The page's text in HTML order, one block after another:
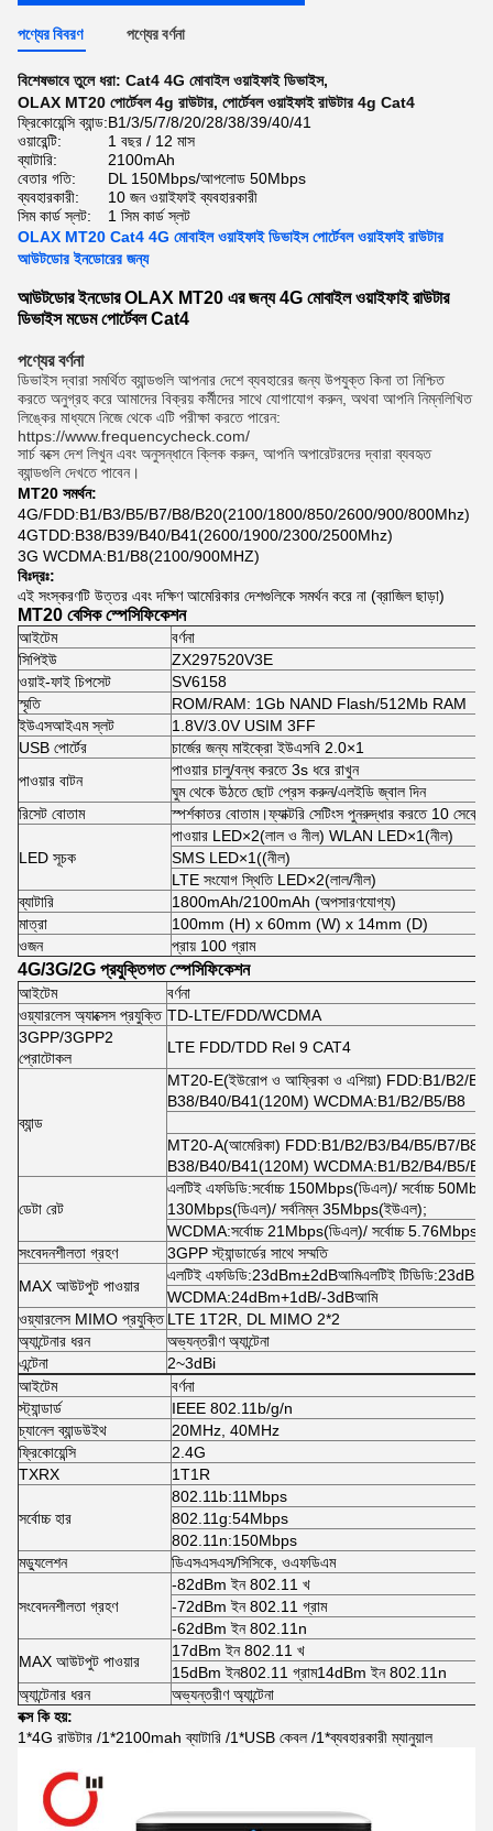
পণ্যের বিবরণ পণ্যের বর্ণনা
বিশেষভাবে তুলে ধরা: Cat4 4G মোবাইল ওয়াইফাই ডিভাইস,
OLAX MT20 পোর্টেবল 4g রাউটার, পোর্টেবল ওয়াইফাই রাউটার 4g Cat4
ফ্রিকোয়েন্সি ব্যান্ড:B1/3/5/7/8/20/28/38/39/40/41
ওয়ারেন্টি:
1 বছর / 12 মাস
ব্যাটারি:
2100mAh
বেতার গতি:
DL 150Mbps/আপলোড 50Mbps
ব্যবহারকারী:
10 জন ওয়াইফাই ব্যবহারকারী
সিম কার্ড স্লট:
1 সিম কার্ড স্লট
OLAX MT20 Cat4 4G মোবাইল ওয়াইফাই ডিভাইস পোর্টেবল ওয়াইফাই রাউটার
আউটডোর ইনডোরের জন্য
আউটডোর ইনডোর OLAX MT20 এর জন্য 4G মোবাইল ওয়াইফাই রাউটার
ডিভাইস মডেম পোর্টেবল Cat4
পণ্যের বর্ণনা
ডিভাইস দ্বারা সমর্থিত ব্যান্ডগুলি আপনার দেশে ব্যবহারের জন্য উপযুক্ত কিনা তা নিশ্চিত
করতে অনুগ্রহ করে আমাদের বিক্রয় কর্মীদের সাথে যোগাযোগ করুন, অথবা আপনি নিম্নলিখিত
লিঙ্কের মাধ্যমে নিজে থেকে এটি পরীক্ষা করতে পারেন:
https://www.frequencycheck.com/
সার্চ বক্সে দেশ লিখুন এবং অনুসন্ধানে ক্লিক করুন, আপনি অপারেটরদের দ্বারা ব্যবহৃত
ব্যান্ডগুলি দেখতে পাবেন।
MT20 সমর্থন:
4G/FDD:B1/B3/B5/B7/B8/B20(2100/1800/850/2600/900/800Mhz)
4GTDD:B38/B39/B40/B41(2600/1900/2300/2500Mhz)
3G WCDMA:B1/B8(2100/900MHZ)
বিঃদ্রঃ:
এই সংস্করণটি উত্তর এবং দক্ষিণ আমেরিকার দেশগুলিকে সমর্থন করে না (ব্রাজিল ছাড়া)
MT20 বেসিক স্পেসিফিকেশন
আইটেম
বর্ণনা
সিপিইউ
ZX297520V3E
ওয়াই-ফাই চিপসেট
SV6158
স্মৃতি
ROM/RAM: 1Gb NAND Flash/512Mb RAM
ইউএসআইএম স্লট
1.8V/3.0V USIM 3FF
USB পোর্টের
চার্জের জন্য মাইক্রো ইউএসবি 2.0×1
পাওয়ার বাটন
পাওয়ার চালু/বন্ধ করতে 3s ধরে রাখুন
ঘুম থেকে উঠতে ছোট প্রেস করুন/এলইডি জ্বাল দিন
রিসেট বোতাম
স্পর্শকাতর বোতাম।ফ্যাক্টরি সেটিংস পুনরুদ্ধার করতে 10
LED সূচক
পাওয়ার LED×2(লাল ও নীল) WLAN LED×1(নীল)
SMS LED×1((নীল)
LTE সংযোগ স্থিতি LED×2(লাল/নীল)
ব্যাটারি
1800mAh/2100mAh (অপসারণযোগ্য)
মাত্রা
100mm (H) x 60mm (W) x 14mm (D)
ওজন
প্রায় 100 গ্রাম
4G/3G/2G প্রযুক্তিগত স্পেসিফিকেশন
আইটেম
বর্ণনা
ওয়্যারলেস অ্যাক্সেস প্রযুক্তি TD-LTE/FDD/WCDMA
3GPP/3GPP2
প্রোটোকল
LTE FDD/TDD Rel 9 CAT4
ব্যান্ড
MT20-E(ইউরোপ ও আফ্রিকা ও এশিয়া) FDD:B1/B2/
B38/B40/B41(120M) WCDMA:B1/B2/B5/B8
MT20-A(আমেরিকা) FDD:B1/B2/B3/B4/B5/B7/
B38/B40/B41(120M) WCDMA:B1/B2/B4/B5/B8
ডেটা রেট
এলটিই এফডিডি:সর্বোচ্চ 150Mbps(ডিএল)/ সর্বোচ্চ 50Mbps
130Mbps(ডিএল)/ সর্বনিম্ন 35Mbps(ইউএল);
WCDMA:সর্বোচ্চ 21Mbps(ডিএল)/ সর্বোচ্চ 5.76Mbps
সংবেদনশীলতা গ্রহণ
3GPP স্ট্যান্ডার্ডের সাথে সম্মতি
MAX আউটপুট পাওয়ার
এলটিই এফডিডি:23dBm±2dBআমিএলটিই টিডিডি:
WCDMA:24dBm+1dB/-3dBআমি
ওয়্যারলেস MIMO প্রযুক্তি LTE 1T2R, DL MIMO 2*2
অ্যান্টেনার ধরন
অভ্যন্তরীণ অ্যান্টেনা
এন্টেনা
2~3dBi
আইটেম
বর্ণনা
স্ট্যান্ডার্ড
IEEE 802.11b/g/n
চ্যানেল ব্যান্ডউইথ
20MHz, 40MHz
ফ্রিকোয়েন্সি
2.4G
TXRX
1T1R
সর্বোচ্চ হার
802.11b:11Mbps
802.11g:54Mbps
802.11n:150Mbps
মড্যুলেশন
ডিএসএসএস/সিসিকে, ওএফডিএম
সংবেদনশীলতা গ্রহণ
-82dBm ইন 802.11 খ
-72dBm ইন 802.11 গ্রাম
-62dBm ইন 802.11n
MAX আউটপুট পাওয়ার
17dBm ইন 802.11 খ
15dBm ইন802.11 গ্রাম14dBm ইন 802.11n
অ্যান্টেনার ধরন
অভ্যন্তরীণ অ্যান্টেনা
বক্স কি হয়:
1*4G রাউটার /1*2100mah ব্যাটারি /1*USB কেবল /1*ব্যবহারকারী ম্যানুয়াল